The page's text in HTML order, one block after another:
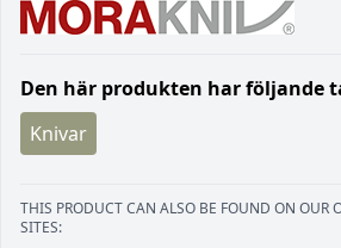
Den här produkten har följande
Knivar
THIS PRODUCT CAN ALSO BE FOUND ON OUR
SITES: